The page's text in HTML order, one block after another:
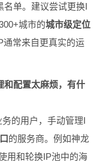
名单。建议尝试更换I
城市的城市级定位
通常来自更真实的运
和配置太麻烦，有什
的用户，手动管理I
的服务商。例如神龙
用和轮换IP池中的海